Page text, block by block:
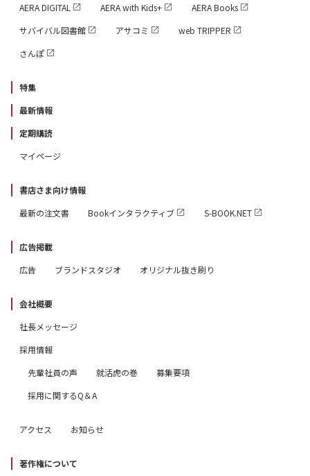
AERA DIGITAL
AERA with Kids+
AERA Books
サバイバル図書館
アサコミ
web TRIPPER
さんぽ
特集
最新情報
定期購読
マイページ
書店さま向け情報
最新の注文書
Bookインタラクティブ S-BOOK.NET
広告掲載
広告
ブランドスタジオ オリジナル抜き刷り
会社概要
社長メッセージ
採用情報
先輩社員の声
就活虎の巻
募集要項
採用に関するQ＆A
アクセス お知らせ
著作権について